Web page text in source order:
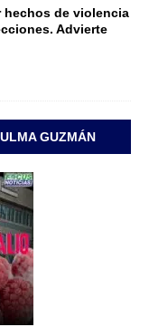
hechos de violencia
Advierte
GUZMÁN